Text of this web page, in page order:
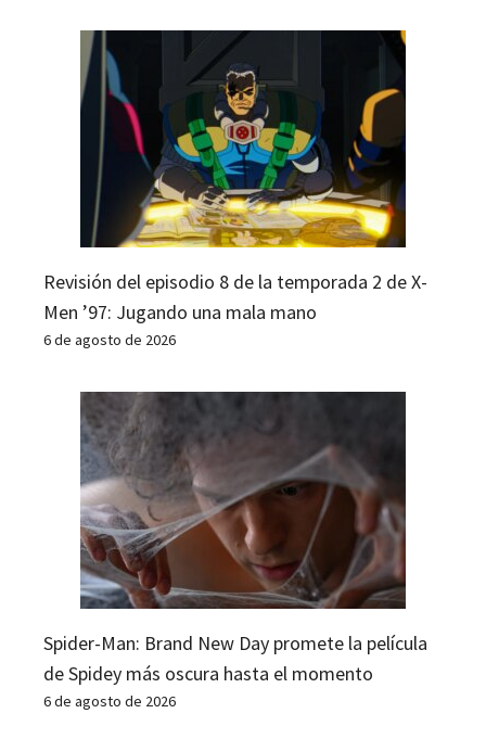
Revisión del episodio 8 de la temporada 2 de X-
Men ’97: Jugando una mala mano
6 de agosto de 2026
Spider-Man: Brand New Day promete la película
de Spidey más oscura hasta el momento
6 de agosto de 2026